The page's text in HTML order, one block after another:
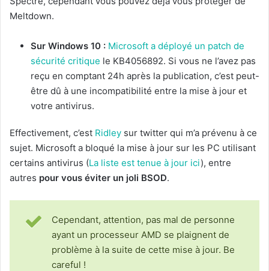
Meltdown.
Sur Windows 10 : Microsoft a déployé un patch de
sécurité critique le KB4056892. Si vous ne l’avez pas
reçu en comptant 24h après la publication, c’est peut-
être dû à une incompatibilité entre la mise à jour et
votre antivirus.
Effectivement, c’est Ridley sur twitter qui m’a prévenu à ce
sujet. Microsoft a bloqué la mise à jour sur les PC utilisant
certains antivirus (La liste est tenue à jour ici), entre
autres pour vous éviter un joli BSOD.
Cependant, attention, pas mal de personne
ayant un processeur AMD se plaignent de
problème à la suite de cette mise à jour. Be
careful !